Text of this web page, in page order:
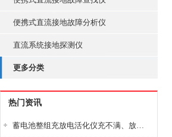
便携式直流接地故障分析仪
直流系统接地探测仪
更多分类
热门资讯
蓄电池整组充放电活化仪充不满、放不完怎么办？